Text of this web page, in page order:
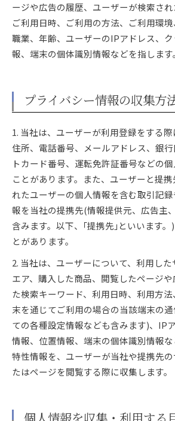
ージや広告の履歴、ユーザーが検索され
ご利用日時、ご利用の方法、ご利用環境
職業、年齢、ユーザーのIPアドレス、
報、端末の個体識別情報などを指します。
プライバシー情報の収集方
1. 当社は、ユーザーが利用登録をする際
住所、電話番号、メールアドレス、銀
トカード番号、運転免許証番号などの
ことがあります。また、ユーザーと提
れたユーザーの個人情報を含む取引記
報を当社の提携先(情報提供元、広告主
含みます。以下、｢提携先｣といいます
とがあります。
2. 当社は、ユーザーについて、利用し
エア、購入した商品、閲覧したページ
た検索キーワード、利用日時、利用方
末を通じてご利用の場合の当該端末の
ての各種設定情報なども含みます)、IP
情報、位置情報、端末の個体識別情報
特性情報を、ユーザーが当社や提携先
たはページを閲覧する際に収集します。